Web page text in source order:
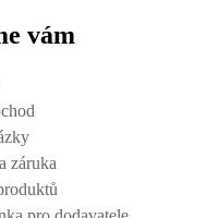
vám
záruka